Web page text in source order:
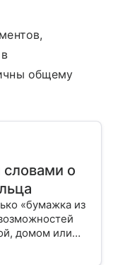
общему
о
«бумажка из
домом или